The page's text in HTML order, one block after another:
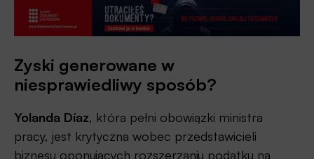
Zyski generowane w
niesprawiedliwy sposób?
Yolanda Díaz, która pełni obowiązki ministra
pracy, jest krytyczna wobec przedstawicieli
biznesu oponujących rozszerzaniu podatku na